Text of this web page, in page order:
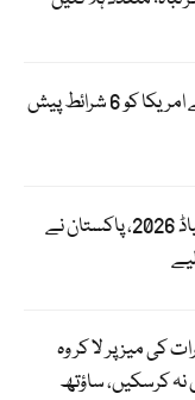
آبنائے ہرمز کھولنے کیلئے ایران نے امریکا کو 6 شرائط پیش
انٹرنیشنل نیوکلیئر سائنس اولمپیاڈ 2026، پاکستان نے
کی میز پر لا کر وہ
نہ کرسکیں، ساؤتھ